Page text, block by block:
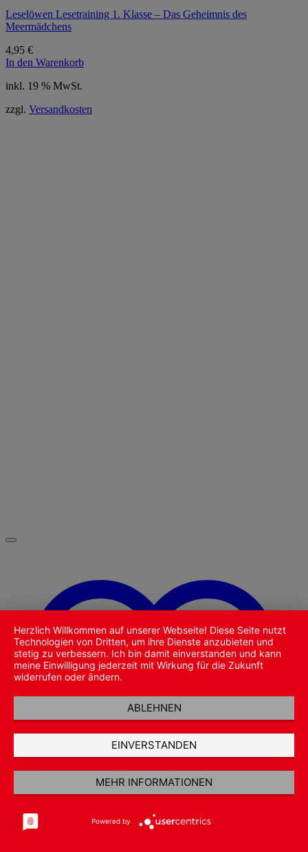
Leselöwen Lesetraining 1. Klasse – Das Geheimnis des
Meermädchens
4,95 €
In den Warenkorb
inkl. 19 % MwSt.
zzgl. Versandkosten
Herzlich Willkommen auf unserer Webseite! Diese Seite nutzt
Technologien von Dritten, um ihre Dienste anzubieten und
stetig zu verbessern. Ich bin damit einverstanden und kann
meine Einwilligung jederzeit mit Wirkung für die Zukunft
widerrufen oder ändern.
ABLEHNEN
EINVERSTANDEN
MEHR INFORMATIONEN
Powered by